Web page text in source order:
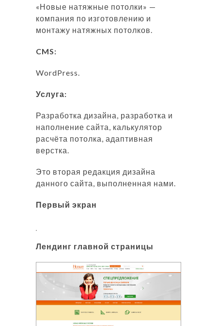
«Новые натяжные потолки» —
компания по изготовлению и
монтажу натяжных потолков.
CMS:
WordPress.
Услуга:
Разработка дизайна, разработка и
наполнение сайта, калькулятор
расчёта потолка, адаптивная
верстка.
Это вторая редакция дизайна
данного сайта, выполненная нами.
Первый экран
Лендинг главной страницы